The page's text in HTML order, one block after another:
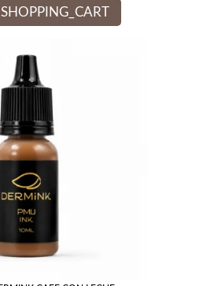
SHOPPING_CART